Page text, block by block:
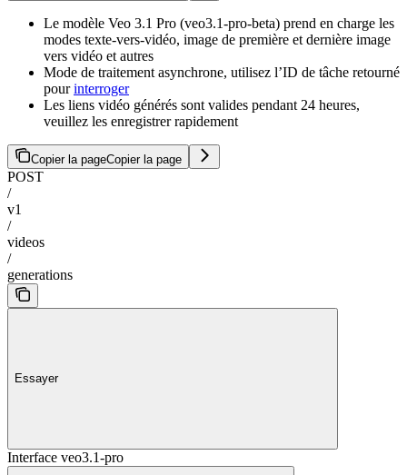
Le modèle Veo 3.1 Pro (veo3.1-pro-beta) prend en charge les
modes texte-vers-vidéo, image de première et dernière image
vers vidéo et autres
Mode de traitement asynchrone, utilisez l’ID de tâche retourné
pourinterroger
Les liens vidéo générés sont valides pendant 24 heures,
veuillez les enregistrer rapidement
Copier la pageCopier la page
POST
/
v1
/
videos
/
generations
Essayer
Interface veo3.1-pro